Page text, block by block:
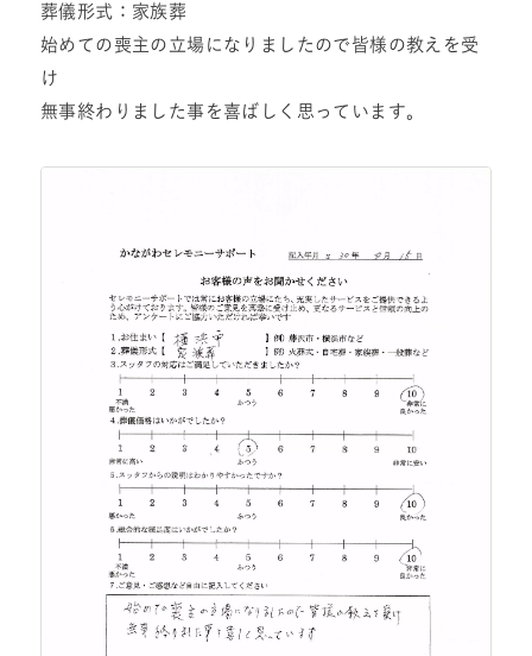
葬儀形式：家族葬
始めての喪主の立場になりましたので皆様の教えを受
け
無事終わりました事を喜ばしく思っています。